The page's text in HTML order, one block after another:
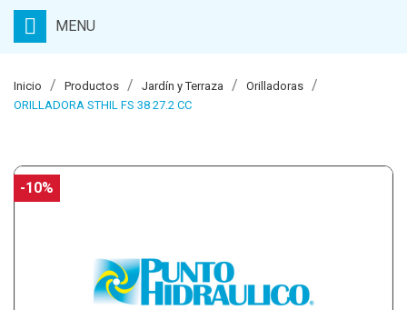
MENU
Inicio Productos Jardín y Terraza
Orilladoras
ORILLADORA STHIL FS 38 27.2 CC
-10%